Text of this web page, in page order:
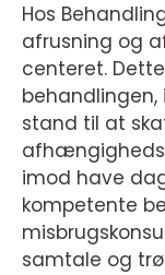
Hos
afrusning og
centeret.
stand til at
afhængigheds
imod have
kompetente
samtale og